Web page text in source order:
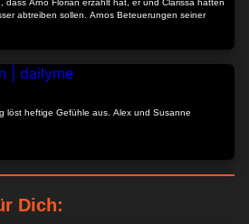
dass Arno Florian erzählt hat, er und Clarissa hätten
abtreiben sollen. Arnos Beteuerungen seiner
löst heftige Gefühle aus. Alex und Susanne
Dich: